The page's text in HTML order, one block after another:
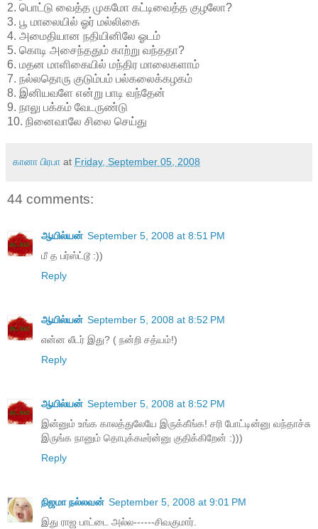
2. பொட்டு வைத்த முகமோ கட்டிவைத்த குழலோ?
3. பூ மாலையில் ஓர் மல்லிகை
4. அமைதியான நதியினிலே ஓடம்
5. கொடி அசைந்ததும் காற்று வந்ததா?
6. மதன மாளிகையில் மந்திர மாலைகளாம்
7. நல்லதொரு குடும்பம் பல்கலைக்கழகம்
8. இனியவளே என்று பாடி வந்தேன்
9. நாலு பக்கம் வேடருண்டு
10. நினைவாலே சிலை செய்து
கானா பிரபா at Friday, September 05, 2008
44 comments:
ஆயில்யன் September 5, 2008 at 8:51 PM
மீ த பர்ஸ்ட்டூ :))
Reply
ஆயில்யன் September 5, 2008 at 8:52 PM
என்ன லீடர் இது? ( நன்றி சத்யம்!)
Reply
ஆயில்யன் September 5, 2008 at 8:52 PM
இன்னும் உங்க காலத்துலேயே இருக்கீங்க! சரி போட்டின்னு வந்தாச்சு
இருங்க நானும் தொபுக்கடீர்ன்னு குதிக்கிறேன் :)))
Reply
நிஜமா நல்லவன் September 5, 2008 at 9:01 PM
இது ராஜ பாட்டை அல்ல------சிவகுமார்.